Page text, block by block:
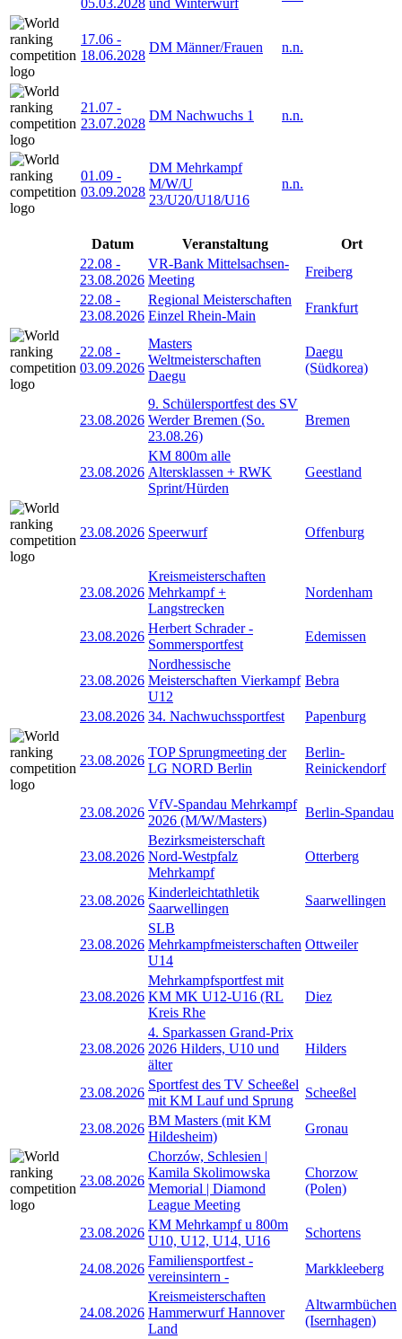
17.06 -
18.06.2028
DM Männer/Frauen n.n.
21.07 -
23.07.2028
DM Nachwuchs 1 n.n.
01.09 -
03.09.2028
DM Mehrkampf
M/W/U
23/U20/U18/U16
n.n.
Datum Veranstaltung
Ort
22.08 -
23.08.2026
VR-Bank Mittelsachsen-
Meeting
Freiberg
22.08 -
23.08.2026
Regional Meisterschaften
Einzel Rhein-Main
Frankfurt
22.08 -
03.09.2026
Masters
Weltmeisterschaften
Daegu
Daegu
(Südkorea)
23.08.2026
9. Schülersportfest des SV
Werder Bremen (So.
23.08.26)
Bremen
23.08.2026
KM 800m alle
Altersklassen + RWK
Sprint/Hürden
Geestland
23.08.2026 Speerwurf Offenburg
23.08.2026
Kreismeisterschaften
Mehrkampf +
Langstrecken
Nordenham
23.08.2026
Herbert Schrader -
Sommersportfest
Edemissen
23.08.2026
Nordhessische
Meisterschaften Vierkampf
U12
Bebra
23.08.2026 34. Nachwuchssportfest Papenburg
23.08.2026
TOP Sprungmeeting der
LG NORD Berlin
Berlin-
Reinickendorf
23.08.2026
VfV-Spandau Mehrkampf
2026 (M/W/Masters)
Berlin-Spandau
23.08.2026
Bezirksmeisterschaft
Nord-Westpfalz
Mehrkampf
Otterberg
23.08.2026
Kinderleichtathletik
Saarwellingen
Saarwellingen
23.08.2026
SLB
Mehrkampfmeisterschaften
U14
Ottweiler
23.08.2026
Mehrkampfsportfest mit
KM MK U12-U16 (RL
Kreis Rhe
Diez
23.08.2026
4. Sparkassen Grand-Prix
2026 Hilders, U10 und
älter
Hilders
23.08.2026
Sportfest des TV Scheeßel
mit KM Lauf und Sprung
Scheeßel
23.08.2026
BM Masters (mit KM
Hildesheim)
Gronau
23.08.2026
Chorzów, Schlesien |
Kamila Skolimowska
Memorial | Diamond
League Meeting
Chorzow
(Polen)
23.08.2026
KM Mehrkampf u 800m
U10, U12, U14, U16
Schortens
24.08.2026
Familiensportfest -
vereinsintern -
Markkleeberg
24.08.2026
Kreismeisterschaften
Hammerwurf Hannover
Land
Altwarmbüchen
(Isernhagen)